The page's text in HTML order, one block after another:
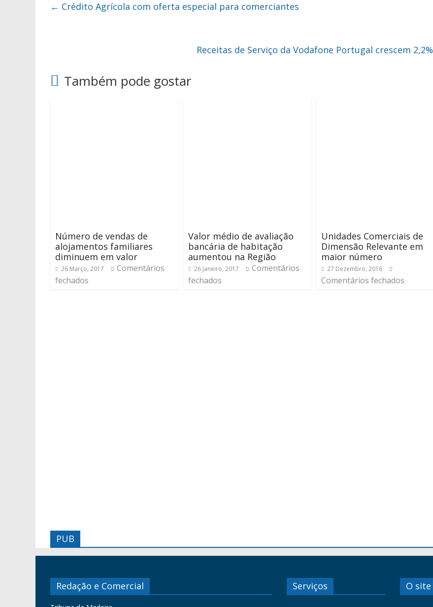
← Crédito Agrícola com oferta especial para comerciantes
Receitas de Serviço da Vodafone Portugal crescem 2,2%
Também pode gostar
Número de vendas de
alojamentos familiares
diminuem em valor
26 Março, 2017
Comentários
fechados
Valor médio de avaliação
bancária de habitação
aumentou na Região
26 Janeiro, 2017
Comentários
fechados
Unidades Comerciais de
Dimensão Relevante em
maior número
27 Dezembro, 2016
Comentários fechados
PUB
Redação e Comercial Serviços O site